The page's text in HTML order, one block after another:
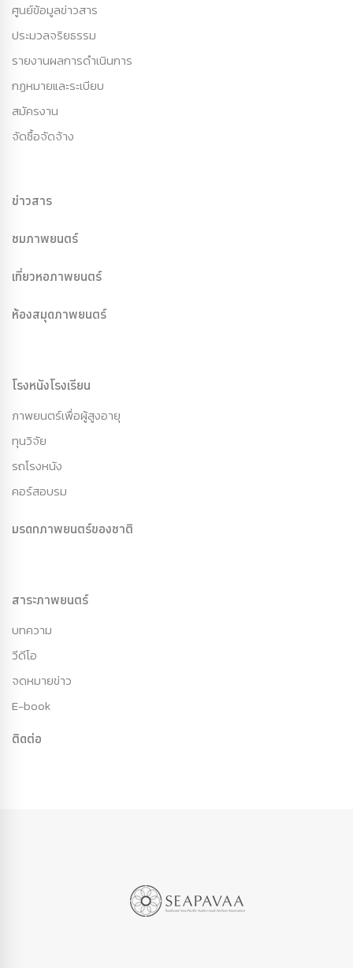
ศูนย์ข้อมูลข่าวสาร
ประมวลจริยธรรม
รายงานผลการดำเนินการ
กฏหมายและระเบียบ
สมัครงาน
จัดซื้อจัดจ้าง
ข่าวสาร
ชมภาพยนตร์
เที่ยวหอภาพยนตร์
ห้องสมุดภาพยนตร์
โรงหนังโรงเรียน
ภาพยนตร์เพื่อผู้สูงอายุ
ทุนวิจัย
รถโรงหนัง
คอร์สอบรม
มรดกภาพยนตร์ของชาติ
สาระภาพยนตร์
บทความ
วีดีโอ
จดหมายข่าว
E-book
ติดต่อ